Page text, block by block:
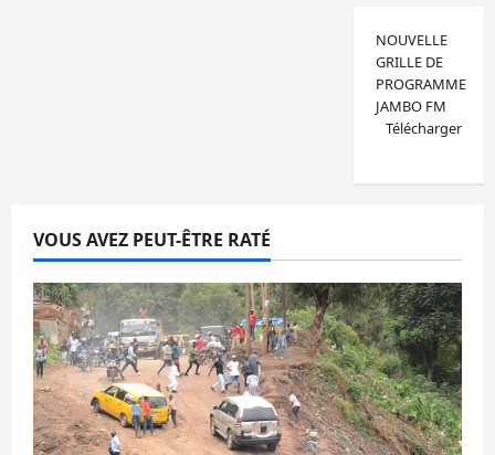
NOUVELLE
GRILLE DE
PROGRAMME
JAMBO FM
Télécharger
VOUS AVEZ PEUT-ÊTRE RATÉ